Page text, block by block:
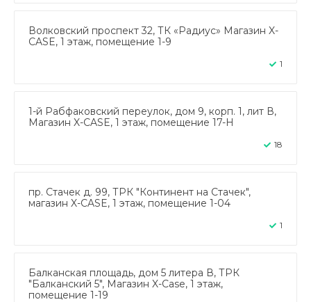
Волковский проспект 32, ТК «Радиус» Магазин X-
CASE, 1 этаж, помещение 1-9
1
1-й Рабфаковский переулок, дом 9, корп. 1, лит В,
Магазин X-CASE, 1 этаж, помещение 17-Н
18
пр. Стачек д. 99, ТРК "Континент на Стачек",
магазин X-CASE, 1 этаж, помещение 1-04
1
Балканская площадь, дом 5 литера В, ТРК
"Балканский 5", Магазин X-Case, 1 этаж,
помещение 1-19